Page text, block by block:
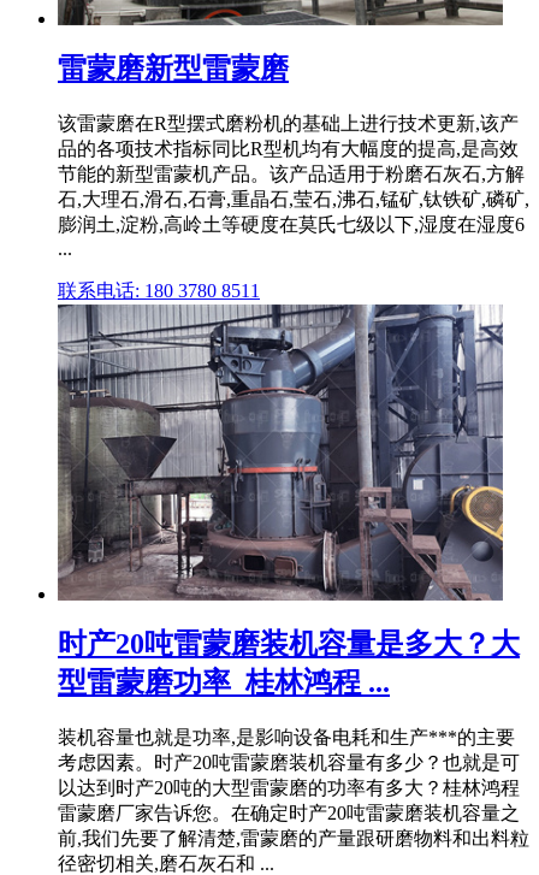
雷蒙磨新型雷蒙磨
该雷蒙磨在R型摆式磨粉机的基础上进行技术更新,该产
品的各项技术指标同比R型机均有大幅度的提高,是高效
节能的新型雷蒙机产品。该产品适用于粉磨石灰石,方解
石,大理石,滑石,石膏,重晶石,莹石,沸石,锰矿,钛铁矿,磷矿,
膨润土,淀粉,高岭土等硬度在莫氏七级以下,湿度在湿度6
...
联系电话: 180 3780 8511
时产20吨雷蒙磨装机容量是多大？大
型雷蒙磨功率_桂林鸿程 ...
装机容量也就是功率,是影响设备电耗和生产***的主要
考虑因素。时产20吨雷蒙磨装机容量有多少？也就是可
以达到时产20吨的大型雷蒙磨的功率有多大？桂林鸿程
雷蒙磨厂家告诉您。在确定时产20吨雷蒙磨装机容量之
前,我们先要了解清楚,雷蒙磨的产量跟研磨物料和出料粒
径密切相关,磨石灰石和 ...